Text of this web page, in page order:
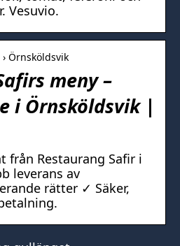
Vesuvio.
Örnsköldsvik
meny –
i Örnsköldsvik |
från Restaurang Safir i
leverans av
rätter ✓ Säker,